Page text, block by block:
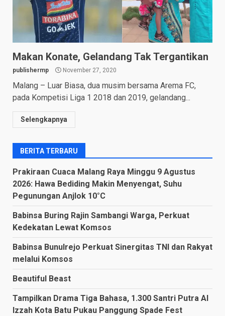
Makan Konate, Gelandang Tak Tergantikan
publishermp November 27, 2020
Malang – Luar Biasa, dua musim bersama Arema FC,
pada Kompetisi Liga 1 2018 dan 2019, gelandang...
Selengkapnya
BERITA TERBARU
Prakiraan Cuaca Malang Raya Minggu 9 Agustus
2026: Hawa Bediding Makin Menyengat, Suhu
Pegunungan Anjlok 10°C
Babinsa Buring Rajin Sambangi Warga, Perkuat
Kedekatan Lewat Komsos
Babinsa Bunulrejo Perkuat Sinergitas TNI dan Rakyat
melalui Komsos
Beautiful Beast
Tampilkan Drama Tiga Bahasa, 1.300 Santri Putra Al
Izzah Kota Batu Pukau Panggung Spade Fest